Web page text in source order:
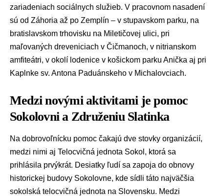
zariadeniach sociálnych služieb. V pracovnom nasadení
sú od Záhoria až po Zemplín – v stupavskom parku, na
bratislavskom trhovisku na Miletičovej ulici, pri
maľovaných dreveniciach v Čičmanoch, v nitrianskom
amfiteátri, v okolí lodenice v košickom parku Anička aj pri
Kaplnke sv. Antona Paduánskeho v Michalovciach.
Medzi novými aktivitami je pomoc
Sokolovni a Združeniu Slatinka
Na dobrovoľnícku pomoc čakajú dve stovky organizácií,
medzi nimi aj Telocvičná jednota Sokol, ktorá sa
prihlásila prvýkrát. Desiatky ľudí sa zapoja do obnovy
historickej budovy Sokolovne, kde sídli táto najväčšia
sokolská telocvičná jednota na Slovensku. Medzi